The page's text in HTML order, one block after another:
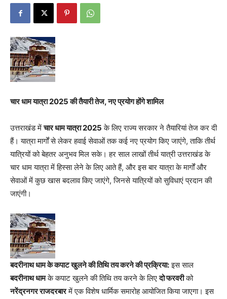
चार धाम यात्रा 2025 की तैयारी तेज, नए प्रयोग होंगे शामिल
उत्तराखंड मेंचार धाम यात्रा 2025 के लिए राज्य सरकार ने तैयारियां तेज कर दी
हैं। यात्रा मार्गों से लेकर हवाई सेवाओं तक कई नए प्रयोग किए जाएंगे, ताकि तीर्थ
यात्रियों को बेहतर अनुभव मिल सके। हर साल लाखों तीर्थ यात्री उत्तराखंड के
चार धाम यात्रा में हिस्सा लेने के लिए आते हैं, और इस बार यात्रा के मार्गों और
सेवाओं में कुछ खास बदलाव किए जाएंगे, जिनसे यात्रियों को सुविधाएं प्रदान की
जाएंगी।
बदरीनाथ धाम के कपाट खुलने की तिथि तय करने की प्रक्रिया:इस साल
बदरीनाथ धामके कपाट खुलने की तिथि तय करने के लिएदो फरवरीको
नरेंद्रनगर राजदरबारमें एक विशेष धार्मिक समारोह आयोजित किया जाएगा। इस